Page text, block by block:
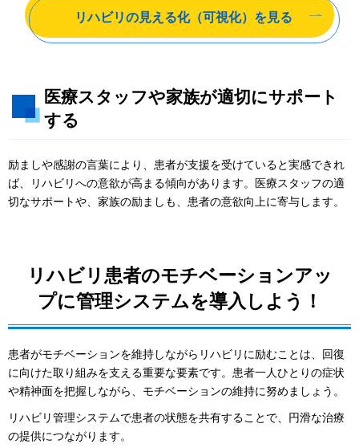
リハビリの見える化（可視化） を見る
医療スタッフや家族が適切にサポート
する
励ましや感謝の言葉により、患者が支援を受けていると実感できれ
ば、リハビリへの意欲が高まる傾向があります。医療スタッフの適
切なサポートや、家族の励ましも、患者の意欲向上に寄与します。
リハビリ患者のモチベーションアッ
プに管理システムを導入しよう！
患者がモチベーションを維持しながらリハビリに励むことは、回復
に向けた取り組みを支える重要な要素です。患者一人ひとりの症状
や精神面を把握しながら、モチベーションの維持に努めましょう。
リハビリ管理システムで患者の状態を共有することで、円滑な治療
の提供につながります。